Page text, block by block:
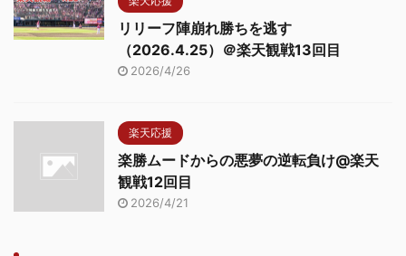
リリーフ陣崩れ勝ちを逃す
（2026.4.25）＠楽天観戦13回目
2026/4/26
楽天応援
楽勝ムードからの悪夢の逆転負け@楽天
観戦12回目
2026/4/21